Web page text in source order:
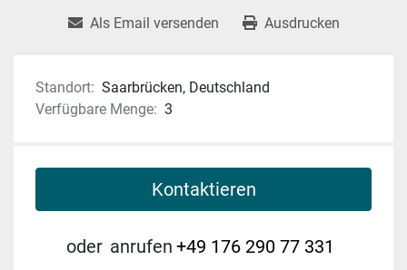
Als Email versenden Ausdrucken
Standort: Saarbrücken, Deutschland
Verfügbare Menge: 3
Kontaktieren
oder anrufen +49 176 290 77 331